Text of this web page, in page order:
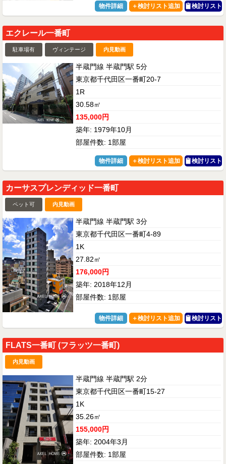
物件詳細 検討リスト
エクレール一番町
駐車場有 ヴィンテージ 内見動画
半蔵門線 半蔵門駅 5分
東京都千代田区一番町20-7
1R
30.58㎡
135,000円
築年: 1979年10月
部屋件数: 1部屋
物件詳細 検討リスト
カーサスプレンディッド一番町
ペット可 内見動画
半蔵門線 半蔵門駅 3分
東京都千代田区一番町4-89
1K
27.82㎡
176,000円
築年: 2018年12月
部屋件数: 1部屋
物件詳細 検討リスト
FLATS一番町 (フラッツ一番町)
内見動画
半蔵門線 半蔵門駅 2分
東京都千代田区一番町15-27
1K
35.26㎡
155,000円
築年: 2004年3月
部屋件数: 1部屋